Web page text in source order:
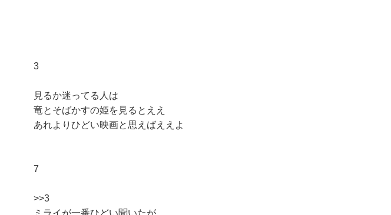
3
見るか迷ってる人は
竜とそばかすの姫を見るとええ
あれよりひどい映画と思えばええよ
7
>>3
ミライが一番ひどい聞いたが